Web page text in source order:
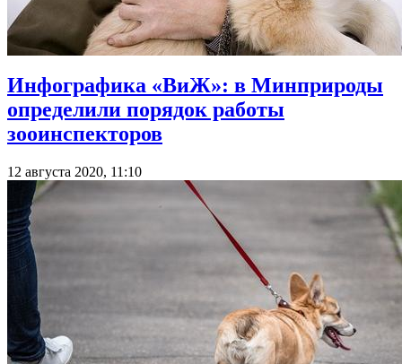
Инфографика «ВиЖ»: в Минприроды
определили порядок работы
зооинспекторов
12 августа 2020, 11:10